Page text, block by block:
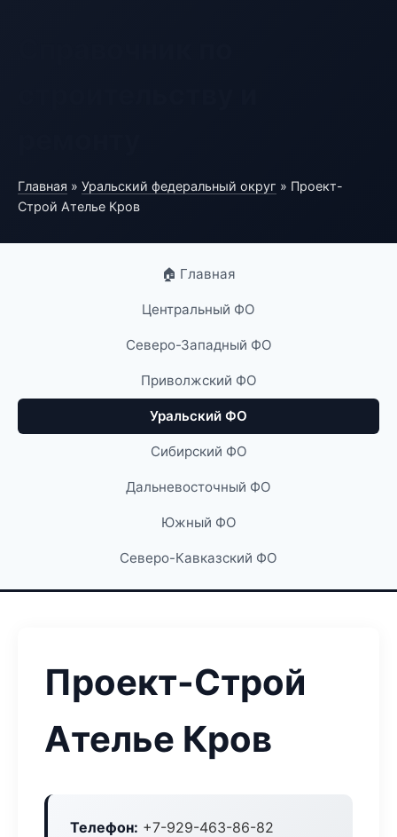
Главная » Уральский федеральный округ » Проект-
Строй Ателье Кров
🏠 Главная
Центральный ФО
Северо-Западный ФО
Приволжский ФО
Уральский ФО
Сибирский ФО
Дальневосточный ФО
Южный ФО
Северо-Кавказский ФО
Проект-Строй
Ателье Кров
Телефон: +7-929-463-86-82